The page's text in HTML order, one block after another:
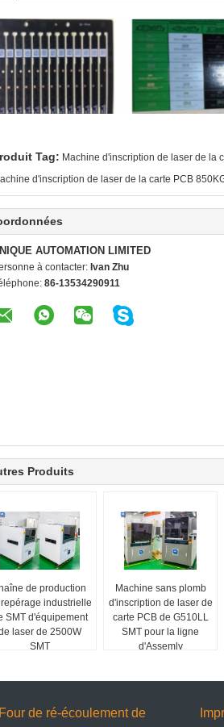
Tag: Machine d'inscription de laser de la
d'inscription de laser de la carte PCB
AUTOMATION LIMITED
à contacter: Ivan Zhu
86-13534290911
Produits
de production
industrielle
SMT d'équipement
laser de 2500W
SMT
Machine sans plomb
d'inscription de laser de
carte PCB de G510LL
SMT pour la ligne
d'Assemly
Four de ré-écoulement de